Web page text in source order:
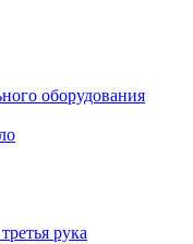
оборудования
рука